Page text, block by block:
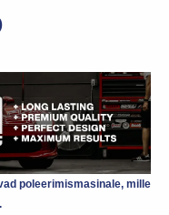
poleerimismasinale, mille